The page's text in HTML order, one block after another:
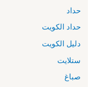
حداد
حداد الكويت
دليل الكويت
ستلايت
صباغ